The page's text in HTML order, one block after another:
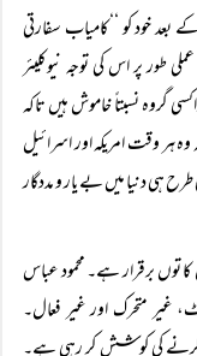
بعد خود کو ‘‘کامیاب سفارتی
پر اس کی توجہ نیوکلیئر
گروہ نسبتاً خاموش ہیں تاکہ
ہر وقت امریکہ اور اسرائیل
ہی دنیا میں بے یار و مددگار
توں برقرار ہے۔ محمود عباس
غیر متحرک اور غیر فعال۔